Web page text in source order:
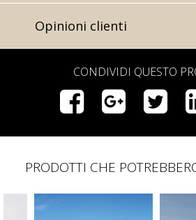
Opinioni clienti
CONDIVIDI QUESTO
PRODOTTI CHE